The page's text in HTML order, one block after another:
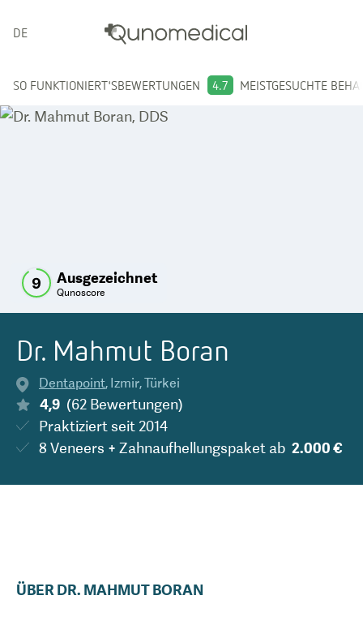
DEUTSCH
SO FUNKTIONIERT'SBEWERTUNGEN 4.7 MEISTGESUCHTE
9 Ausgezeichnet
Qunoscore
Dr. Mahmut Boran
Dentapoint, Izmir,Türkei
4,9 (62 Bewertungen)
Praktiziert seit 2014
8 Veneers + Zahnaufhellungspaket ab 2.000 €
ÜBER DR. MAHMUTBORAN